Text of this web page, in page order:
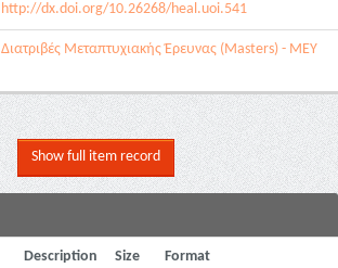
http://dx.doi.org/10.26268/heal.uoi.541
Διατριβές Μεταπτυχιακής Έρευνας (Masters) - ΜΕΥ
Show full item record
Description Size Format